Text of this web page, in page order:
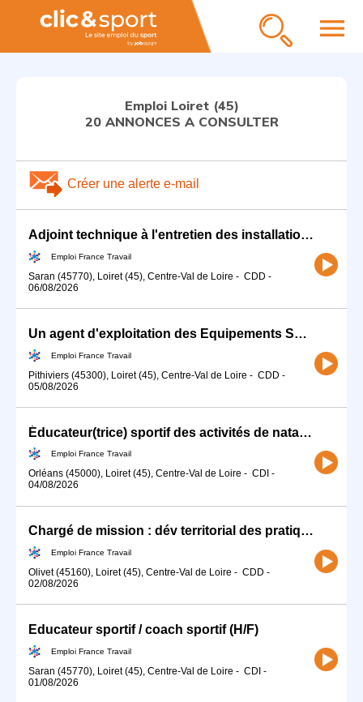
menu
Emploi Loiret (45)
20 ANNONCES A CONSULTER
Créer une alerte e-mail
Adjoint technique à l'entretien des installations sportives (H/F)
Emploi France Travail
Saran (45770), Loiret (45), Centre-Val de Loire - CDD -
06/08/2026
Un agent d'exploitation des Equipements Sportifs (h/f) (H/F)
Emploi France Travail
Pithiviers (45300), Loiret (45), Centre-Val de Loire - CDD -
05/08/2026
Éducateur(trice) sportif des activités de natation (H/F)
Emploi France Travail
Orléans (45000), Loiret (45), Centre-Val de Loire - CDI -
04/08/2026
Chargé de mission : dév territorial des pratiques sportives (H/F)
Emploi France Travail
Olivet (45160), Loiret (45), Centre-Val de Loire - CDD -
02/08/2026
Educateur sportif / coach sportif (H/F)
Emploi France Travail
Saran (45770), Loiret (45), Centre-Val de Loire - CDI -
01/08/2026